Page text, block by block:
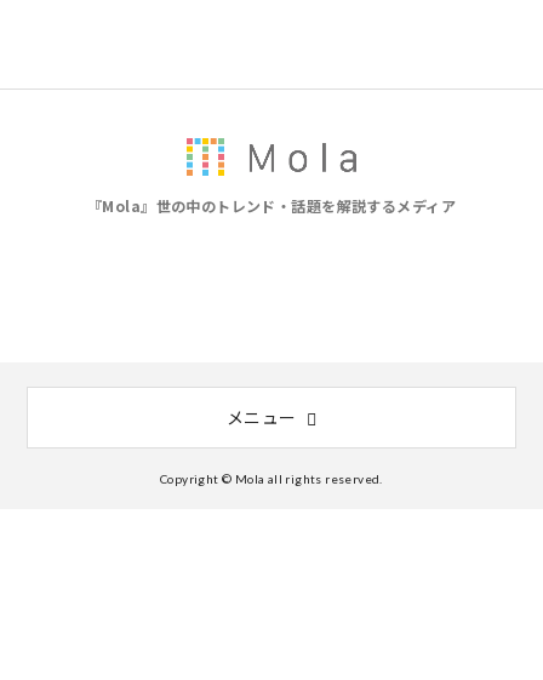
『Mola』世の中のトレンド・話題を解説するメディア
メニュー
Copyright © Mola all rights reserved.